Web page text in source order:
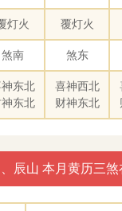
灯火 覆灯火
煞南 煞东
东北
神东北
喜神西北
财神东北
辰山 本月黄历三